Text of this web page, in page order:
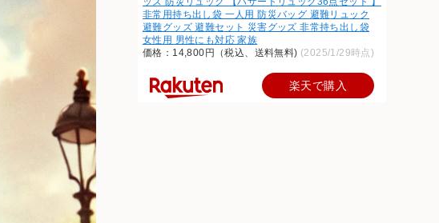
非常用持ち出し袋 一人用 防災バッグ 避難リュック
避難グッズ 避難セット 災害グッズ 非常持ち出し袋
女性用 男性にも対応 家族
価格：14,800円（税込、送料無料) (2025/1/29時点)
楽天で購入